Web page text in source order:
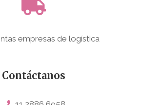
empresas de logística
Contáctanos